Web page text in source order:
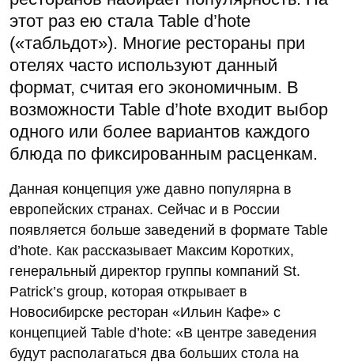
этот раз ею стала Table d’hote
(«табльдот»). Многие рестораны при
отелях часто используют данный
формат, считая его экономичным. В
возможности Table d’hote входит выбор
одного или более вариантов каждого
блюда по фиксированным расценкам.
Данная концепция уже давно популярна в
европейских странах. Сейчас и в России
появляется больше заведений в формате Table
d’hote. Как рассказывает Максим Коротких,
генеральный директор группы компаний St.
Patrick’s group, которая открывает в
Новосибирске ресторан «Ильин Кафе» с
концепцией Table d’hote: «В центре заведения
будут располагаться два больших стола на